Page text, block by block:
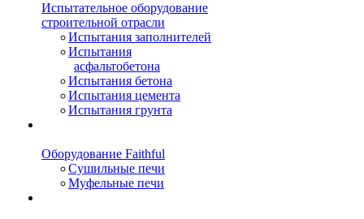
Испытательное оборудование
строительной отрасли
Испытания заполнителей
Испытания
асфальтобетона
Испытания бетона
Испытания цемента
Испытания грунта
Оборудование Faithful
Сушильные печи
Муфельные печи